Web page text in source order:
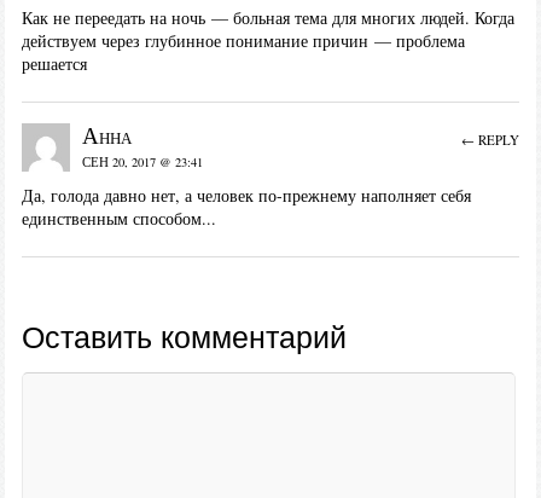
Как не переедать на ночь — больная тема для многих людей. Когда
действуем через глубинное понимание причин — проблема
решается
Анна
СЕН 20, 2017 @ 23:41
Да, голода давно нет, а человек по-прежнему наполняет себя
единственным способом...
← REPLY
Оставить комментарий